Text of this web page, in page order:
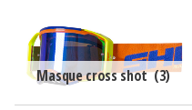
Masque cross shot(3)